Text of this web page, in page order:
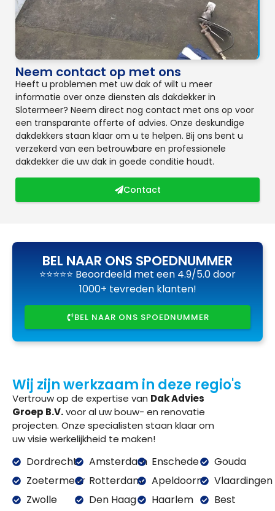
Neem contact op met ons
Heeft u problemen met uw dak of wilt u meer
informatie over onze diensten als dakdekker in
Slotermeer? Neem direct nog contact met ons op voor
een transparante offerte of advies. Onze deskundige
dakdekkers staan klaar om u te helpen. Bij ons bent u
verzekerd van een betrouwbare en professionele
dakdekker die uw dak in goede conditie houdt.
Contact
BEL NAAR ONS SPOEDNUMMER
⭐⭐⭐⭐⭐ Beoordeeld met een 4.9/5.0 door
1000+ tevreden klanten!
BEL NAAR ONS SPOEDNUMMER
Wij zijn werkzaam in deze regio's
Vertrouw op de expertise van Dak Advies
Groep B.V.voor al uw bouw- en renovatie
projecten. Onze specialisten staan klaar om
uw visie werkelijkheid te maken!
Dordrecht
Zoetermeer
Zwolle
Amsterdam
Rotterdam
Den Haag
Enschede
Apeldoorn
Haarlem
Gouda
Vlaardingen
Best